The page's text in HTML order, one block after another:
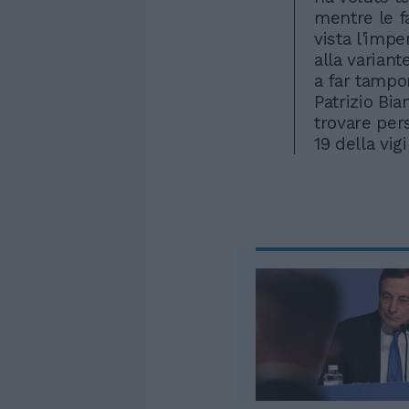
mentre le
vista
alla
a far
Patrizio
trovare
19 della